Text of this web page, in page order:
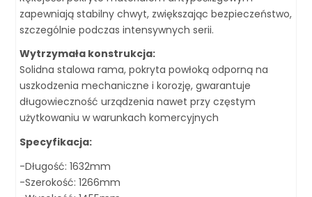
zapewniają stabilny chwyt, zwiększając bezpieczeństwo,
szczególnie podczas intensywnych serii.
Wytrzymała konstrukcja:
Solidna stalowa rama, pokryta powłoką odporną na
uszkodzenia mechaniczne i korozję, gwarantuje
długowieczność urządzenia nawet przy częstym
użytkowaniu w warunkach komercyjnych
Specyfikacja:
-Długość: 1632mm
-Szerokość: 1266mm